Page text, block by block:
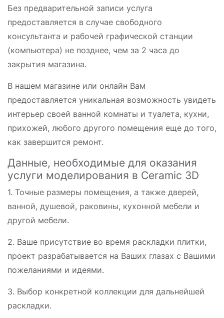
Без предварительной записи услуга
предоставляется в случае свободного
консультанта и рабочей графической станции
(компьютера) не позднее, чем за 2 часа до
закрытия магазина.
В нашем магазине или онлайн Вам
предоставляется уникальная возможность увидеть
интерьер своей ванной комнаты и туалета, кухни,
прихожей, любого другого помещения еще до того,
как завершится ремонт.
Данные, необходимые для оказания
услуги моделирования в Ceramic 3D
1. Точные размеры помещения, а также дверей,
ванной, душевой, раковины, кухонной мебели и
другой мебели.
2. Ваше присутствие во время раскладки плитки,
проект разрабатывается на Ваших глазах с Вашими
пожеланиями и идеями.
3. Выбор конкретной коллекции для дальнейшей
раскладки.